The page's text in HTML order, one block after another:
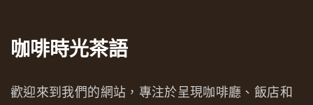
咖啡時光茶語
歡迎來到我們的網站，專注於呈現咖啡廳、飯店和